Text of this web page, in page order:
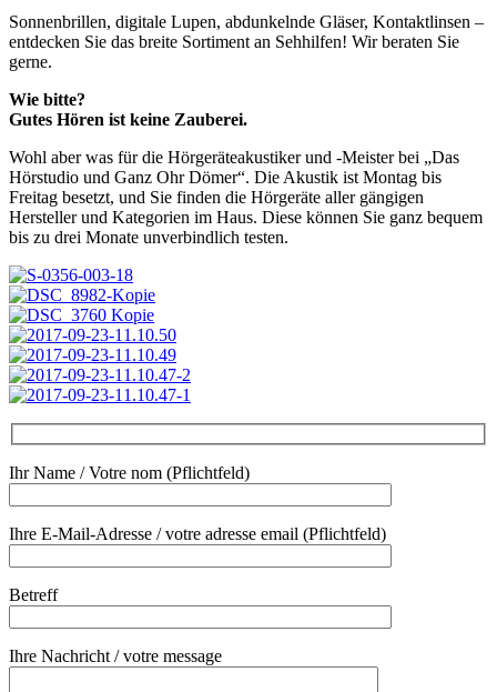
Sonnenbrillen, digitale Lupen, abdunkelnde Gläser, Kontaktlinsen –
entdecken Sie das breite Sortiment an Sehhilfen! Wir beraten Sie
gerne.
Wie bitte?
Gutes Hören ist keine Zauberei.
Wohl aber was für die Hörgeräteakustiker und -Meister bei „Das
Hörstudio und Ganz Ohr Dömer“. Die Akustik ist Montag bis
Freitag besetzt, und Sie finden die Hörgeräte aller gängigen
Hersteller und Kategorien im Haus. Diese können Sie ganz bequem
bis zu drei Monate unverbindlich testen.
Ihr Name / Votre nom (Pflichtfeld)
Ihre E-Mail-Adresse / votre adresse email (Pflichtfeld)
Betreff
Ihre Nachricht / votre message